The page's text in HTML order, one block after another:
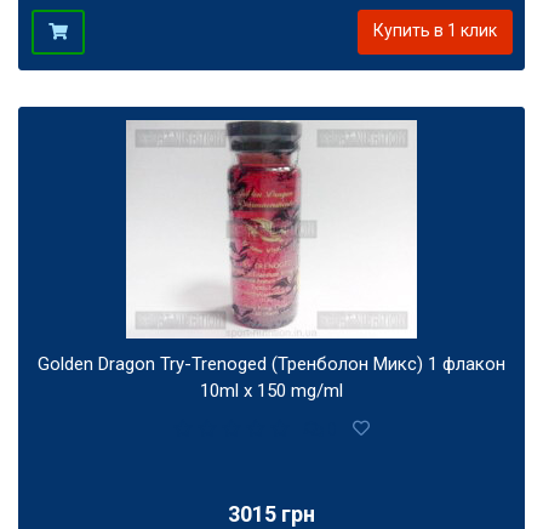
Купить в 1 клик
Golden Dragon Try-Trenoged (Тренболон Микс) 1 флакон
10ml x 150 mg/ml
3015 грн